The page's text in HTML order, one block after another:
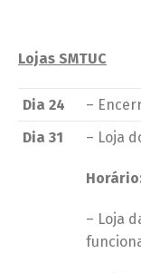
Lojas SMTUC
Dia 24
–
Dia 31
– Loja
– Loja